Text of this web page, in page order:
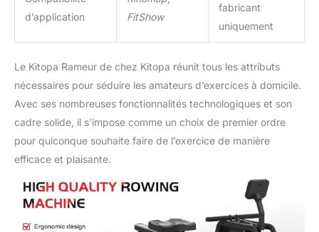
Bluetooth à l'application
Kinomap. Une variété de
vidéos de fitness et de
fonctionnalités sont
disponibles pour vous
aider à mieux vous
entraîner, à rivaliser avec
des amis et à améliorer
votre plaisir physique.
obtenir le code
d'activation Kinomap
offrons 2 ans de support
d’application
FitShow
fabricant
uniquement
Le Kitopa Rameur de chez Kitopa réunit tous les attributs
nécessaires pour séduire les amateurs d’exercices à domicile.
Avec ses nombreuses fonctionnalités technologiques et son
cadre solide, il s’impose comme un choix de premier ordre
pour quiconque souhaite faire de l’exercice de manière
efficace et plaisante.